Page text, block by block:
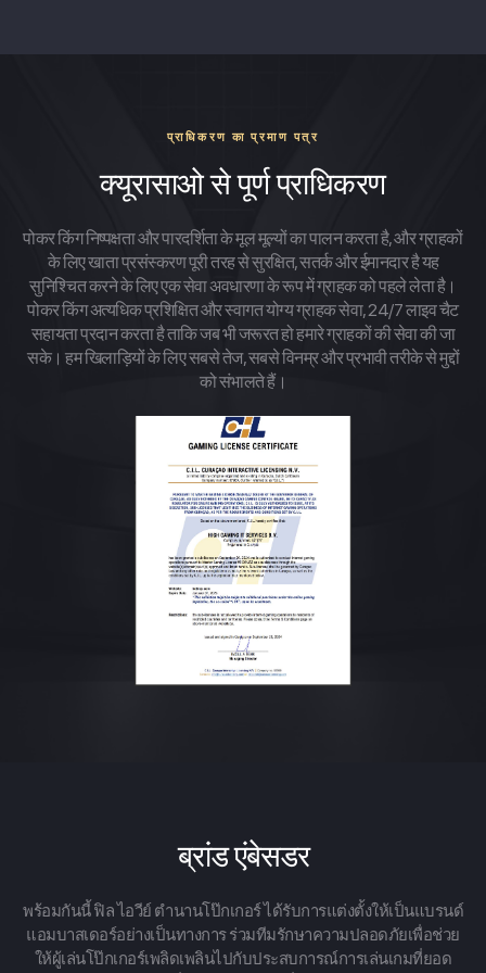
प्राधिकरण का प्रमाण पत्र
क्यूरासाओ से पूर्ण प्राधिकरण
पोकर किंग निष्पक्षता और पारदर्शिता के मूल मूल्यों का पालन करता है, और ग्राहकों
के लिए खाता प्रसंस्करण पूरी तरह से सुरक्षित, सतर्क और ईमानदार है यह
सुनिश्चित करने के लिए एक सेवा अवधारणा के रूप में ग्राहक को पहले लेता है।
पोकर किंग अत्यधिक प्रशिक्षित और स्वागत योग्य ग्राहक सेवा, 24/7 लाइव चैट
सहायता प्रदान करता है ताकि जब भी जरूरत हो हमारे ग्राहकों की सेवा की जा
सके। हम खिलाड़ियों के लिए सबसे तेज, सबसे विनम्र और प्रभावी तरीके से मुद्दों
को संभालते हैं।
ब्रांड एंबेसडर
พร้อมกันนี้ ฟิล ไอวีย์ ตำนานโป๊กเกอร์ ได้รับการแต่งตั้งให้เป็นแบรนด์
แอมบาสเดอร์อย่างเป็นทางการ ร่วมทีมรักษาความปลอดภัยเพื่อช่วย
ให้ผู้เล่นโป๊กเกอร์เพลิดเพลินไปกับประสบการณ์การเล่นเกมที่ยอด